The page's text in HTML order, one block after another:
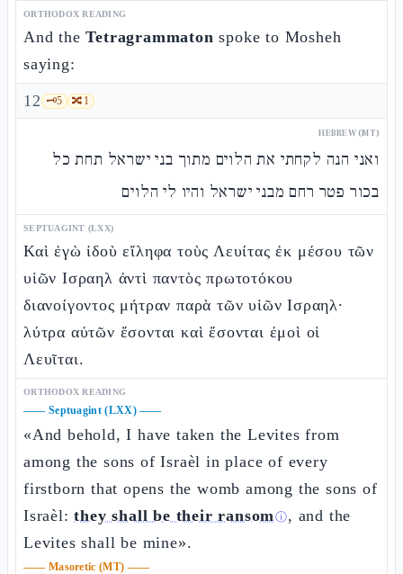
ORTHODOX READING
And theTetragrammaton spoke to Mosheh
saying:
12 🗝️5 🔀1
HEBREW (MT)
ואני הנה לקחתי את הלוים מתוך בני ישראל תחת כל
בכור פטר רחם מבני ישראל והיו לי הלוים
SEPTUAGINT (LXX)
Καὶ ἐγὼ ἰδοὺ εἴληφα τοὺς Λευίτας ἐκ μέσου τῶν
υἱῶν Ισραηλ ἀντὶ παντὸς πρωτοτόκου
διανοίγοντος μήτραν παρὰ τῶν υἱῶν Ισραηλ·
λύτρα αὐτῶν ἔσονται καὶ ἔσονται ἐμοὶ οἱ
Λευῖται.
ORTHODOX READING
—— Septuagint (LXX)——
«And behold, I have taken the Levites from
among the sons of Israèl in place of every
firstborn that opens the womb among the sons of
Israèl:they shall be their ransomⓘ, and the
Levites shall be mine».
—— Masoretic (MT) ——